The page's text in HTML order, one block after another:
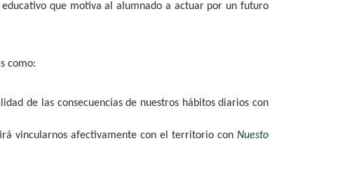
que motiva al alumnado a actuar por un futuro
como:
de las consecuencias de nuestros hábitos diarios con
vincularnos afectivamente con el territorio con Nuesto